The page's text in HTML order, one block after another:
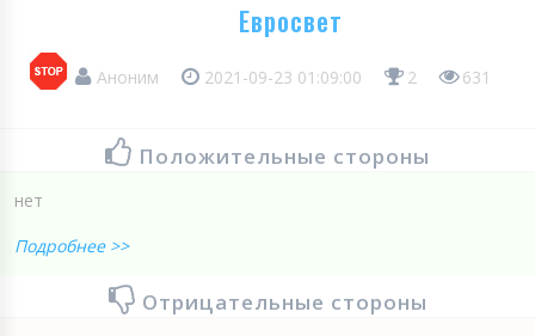
Евросвет
Аноним 2021-09-23 01:09:00 2 631
Положительные стороны
нет
Подробнее >>
Отрицательные стороны